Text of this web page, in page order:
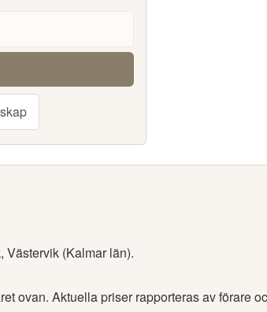
Västervik (Kalmar län).
ovan. Aktuella priser rapporteras av förare